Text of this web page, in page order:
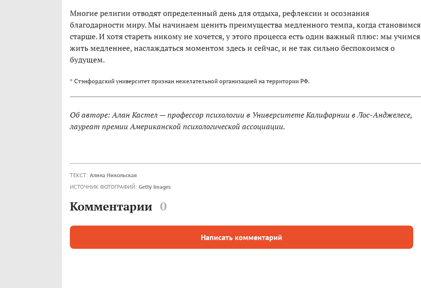
Многие религии отводят определенный день для отдыха, рефлексии и осознания
благодарности миру. Мы начинаем ценить преимущества медленного темпа, когда становимся
старше. И хотя стареть никому не хочется, у этого процесса есть один важный плюс: мы учимся
жить медленнее, наслаждаться моментом здесь и сейчас, и не так сильно беспокоимся о
будущем.
* Стэнфордский университет признан нежелательной организацией на территории РФ.
Об авторе: Алан Кастел — профессор психологии в Университете Калифорнии в Лос-Анджелесе,
лауреат премии Американской психологической ассоциации.
ТЕКСТ: Алина Никольская
ИСТОЧНИК ФОТОГРАФИЙ: Getty Images
Комментарии 0
Написать комментарий